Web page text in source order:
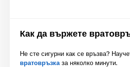
Как да вържете
Не сте сигурни как се връзва?
вратовръзка за няколко минути.